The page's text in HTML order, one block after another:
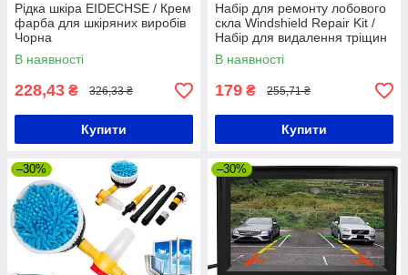
Рідка шкіра EIDECHSE / Крем
фарба для шкіряних виробів
Чорна
В наявності
228,43 ₴ 326,33 ₴
Купити
Набір для ремонту лобового
скла Windshield Repair Kit /
Набір для видалення тріщин
скла
В наявності
179 ₴ 255,71 ₴
Купити
–30% –30%